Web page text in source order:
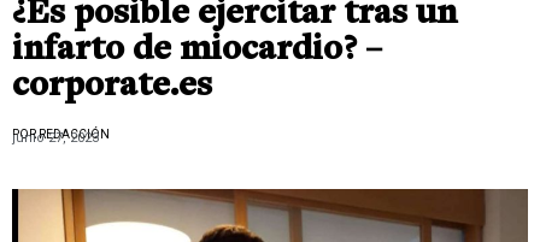
¿Es posible ejercitar tras un
infarto de miocardio? –
corporate.es
POR REDACCIÓN
junio 27, 2023